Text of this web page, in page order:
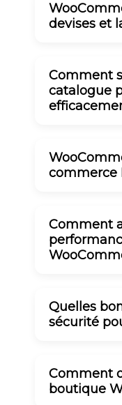
devises et
Comment
catalogue
commerce
Comment
Quelles
sécurité
Comment
boutique